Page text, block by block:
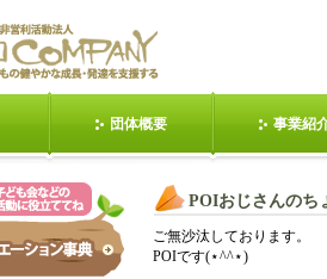
団体概要 事業紹
災 POIおじさんの話②
健康の第１歩
日本昭和村201203
POIおじさんのち
ご無沙汰しております。
POIです(⋆^^⋆)